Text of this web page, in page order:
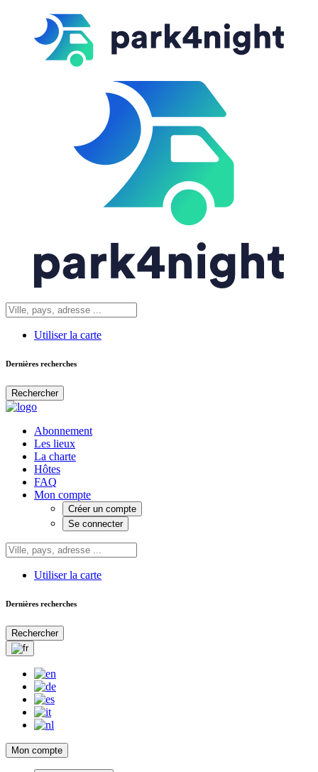
Utiliser la carte
Dernières recherches
Rechercher
Abonnement
Les lieux
La charte
Hôtes
FAQ
Mon compte
Créer un compte
Se connecter
Utiliser la carte
Dernières recherches
Rechercher
Mon compte